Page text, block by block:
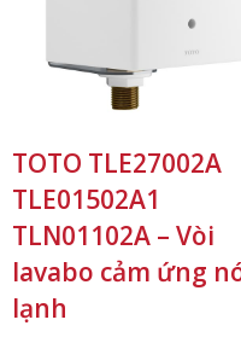
TOTO TLE27002A
TLE01502A1
TLN01102A – Vòi
lavabo cảm ứng
lạnh